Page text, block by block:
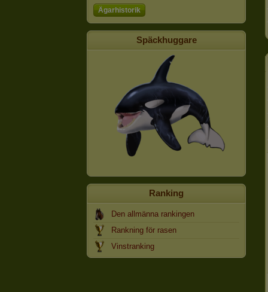
Ägarhistorik
Späckhuggare
Ranking
Den allmänna rankingen
Rankning för rasen
Vinstranking